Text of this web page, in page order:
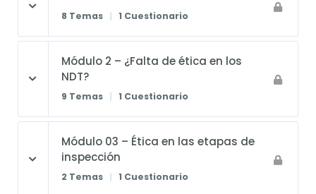
8 Temas | 1 Cuestionario
Módulo 2 – ¿Falta de ética en los
NDT?
9 Temas | 1 Cuestionario
Módulo 03 – Ética en las etapas de
inspección
2 Temas | 1 Cuestionario